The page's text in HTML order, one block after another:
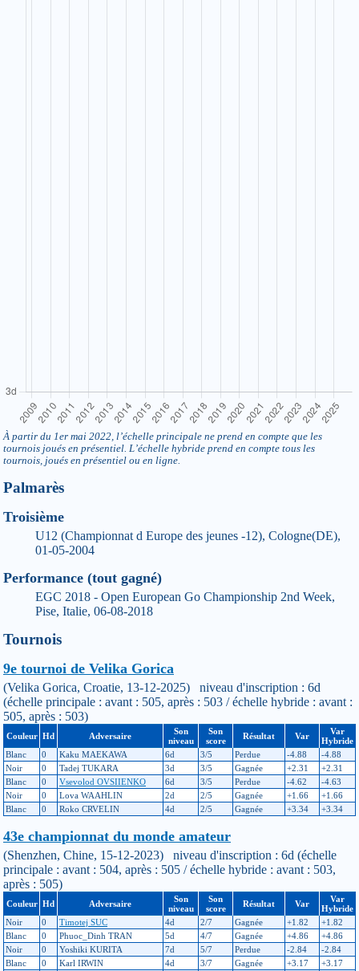
À partir du 1er mai 2022, l’échelle principale ne prend en compte que les
tournois joués en présentiel. L’échelle hybride prend en compte tous les
tournois, joués en présentiel ou en ligne.
Palmarès
Troisième
U12 (Championnat d Europe des jeunes -12), Cologne(DE),
01-05-2004
Performance (tout gagné)
EGC 2018 - Open European Go Championship 2nd Week,
Pise, Italie, 06-08-2018
Tournois
9e tournoi de Velika Gorica
(Velika Gorica, Croatie, 13-12-2025) niveau d'inscription : 6d
(échelle principale : avant : 505, après : 503 / échelle hybride : avant :
505, après : 503)
Couleur Hd Adversaire
Son
niveau
Son
score
Résultat Var
Var
Hybride
Blanc
0 Kaku MAEKAWA 6d 3/5 Perdue -4.88
-4.88
Noir
0 Tadej TUKARA 3d 3/5 Gagnée +2.31
+2.31
Blanc
0 Vsevolod OVSIIENKO 6d 3/5 Perdue -4.62
-4.63
Noir
0 Lova WAAHLIN 2d 2/5 Gagnée +1.66
+1.66
Blanc
0 Roko CRVELIN 4d 2/5 Gagnée +3.34 +3.34
43e championnat du monde amateur
(Shenzhen, Chine, 15-12-2023) niveau d'inscription : 6d (échelle
principale : avant : 504, après : 505 / échelle hybride : avant : 503,
après : 505)
Couleur Hd Adversaire
Son
niveau
Son
score
Résultat Var
Var
Hybride
Noir
0 Timotej SUC 4d 2/7 Gagnée +1.82
+1.82
Blanc
0 Phuoc_Dinh TRAN 5d 4/7 Gagnée +4.86
+4.86
Noir
0 Yoshiki KURITA 7d 5/7 Perdue -2.84
-2.84
Blanc
0 Karl IRWIN 4d 3/7 Gagnée +3.17
+3.17